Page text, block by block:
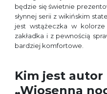
będzie się świetnie
słynnej serii z wikińskim
jest wstążeczka w
zakładka i z pewnością
bardziej komfortowe.
Kim jest autor
„Wiosenna